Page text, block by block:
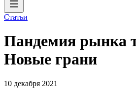
Статьи
Пандемия рынка
Новые грани
10 декабря 2021